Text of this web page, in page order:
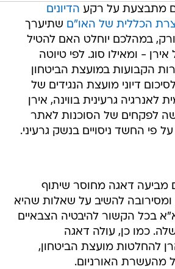
מתבצעת על רקע הדיונים
הכללית של האו"ם שתיערך
במהלכם יוחלט האם להטיל
- ומאילו סוג. לפי טיוטה
הקבועות במועצת הביטחון
דיוני מועצת הנגידים של
לאנרגיה גרעינית בווינה, אירן
לפקחים של הסוכנות לאתר
פי החשד ניסויים בנשק גרעיני.
מביעה דאגה מחוסר שיתוף
להשיב על שאלות שהיא
בכל הקשור להיבטיה הצבאיים
כמו כן, עולה דאגה
להחלטות מועצת הביטחון,
מהעשרת האורניום.